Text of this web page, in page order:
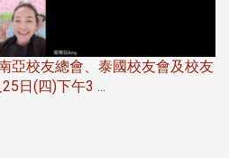
亞校友總會、泰國校友會及校友
日(四)下午3 ...